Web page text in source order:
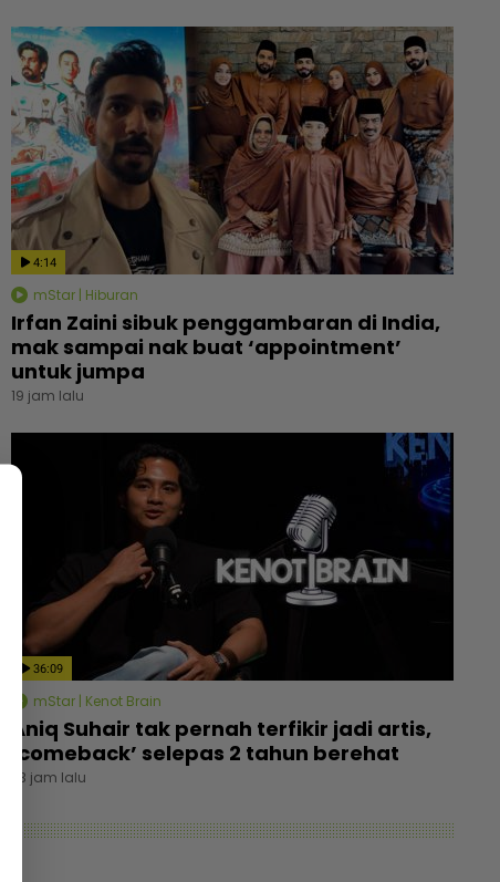
4:14
mStar | Hiburan
Irfan Zaini sibuk penggambaran di India,
mak sampai nak buat ‘appointment’
untuk jumpa
19 jam lalu
36:09
mStar | Kenot Brain
Aniq Suhair tak pernah terfikir jadi artis,
‘comeback’ selepas 2 tahun berehat
23 jam lalu